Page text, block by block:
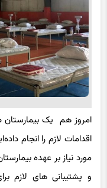
امروز هم یک بیمارستان
اقدامات لازم را انجام
مورد نیاز بر عهده
و پشتیبانی های لازم